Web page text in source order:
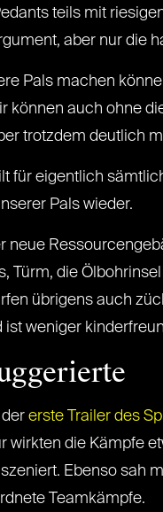
teils mit
aber nur die
Pals machen
auch ohne
trotzdem deutlich
für eigentlich
Pals wieder.
die
übrigens auch
ist weniger
erste Trailer des
die Kämpfe
Ebenso sah
Teamkämpfe.